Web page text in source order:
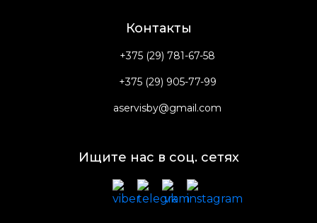
Контакты
+375 (29) 781-67-58
+375 (29) 905-77-99
aservisby@gmail.com
Ищите нас в соц. сетях